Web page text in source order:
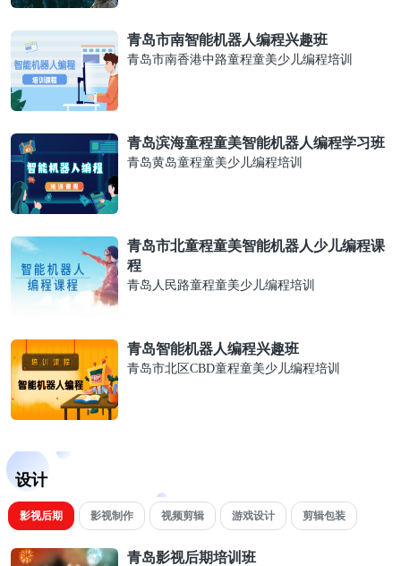
青岛市南智能机器人编程兴趣班
青岛市南香港中路童程童美少儿编程培训
青岛滨海童程童美智能机器人编程学习班
青岛黄岛童程童美少儿编程培训
青岛市北童程童美智能机器人少儿编程课
程
青岛人民路童程童美少儿编程培训
青岛智能机器人编程兴趣班
青岛市北区CBD童程童美少儿编程培训
设计
影视后期 影视制作 视频剪辑 游戏设计 剪辑包装
青岛影视后期培训班